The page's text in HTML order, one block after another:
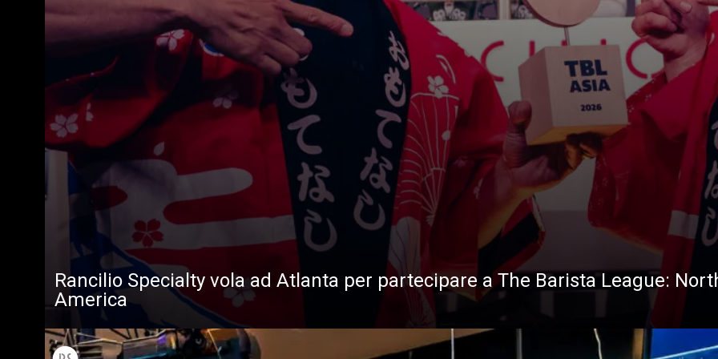
Rancilio Specialty vola ad Atlanta per partecipare a The Barista League:
America